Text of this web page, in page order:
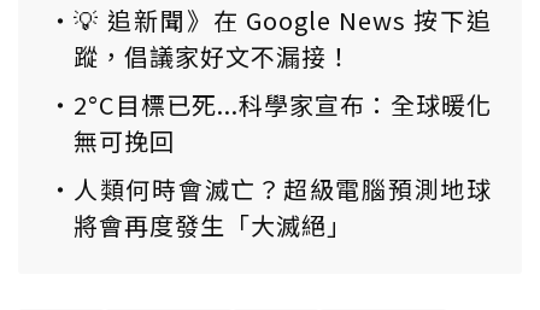
💡 追新聞》在 Google News 按下追
蹤，倡議家好文不漏接！
2°C目標已死...科學家宣布：全球暖化
無可挽回
人類何時會滅亡？超級電腦預測地球
將會再度發生「大滅絕」